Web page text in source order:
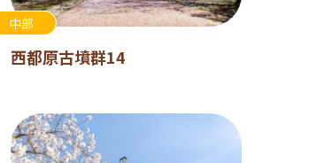
中部
西都原古墳群14